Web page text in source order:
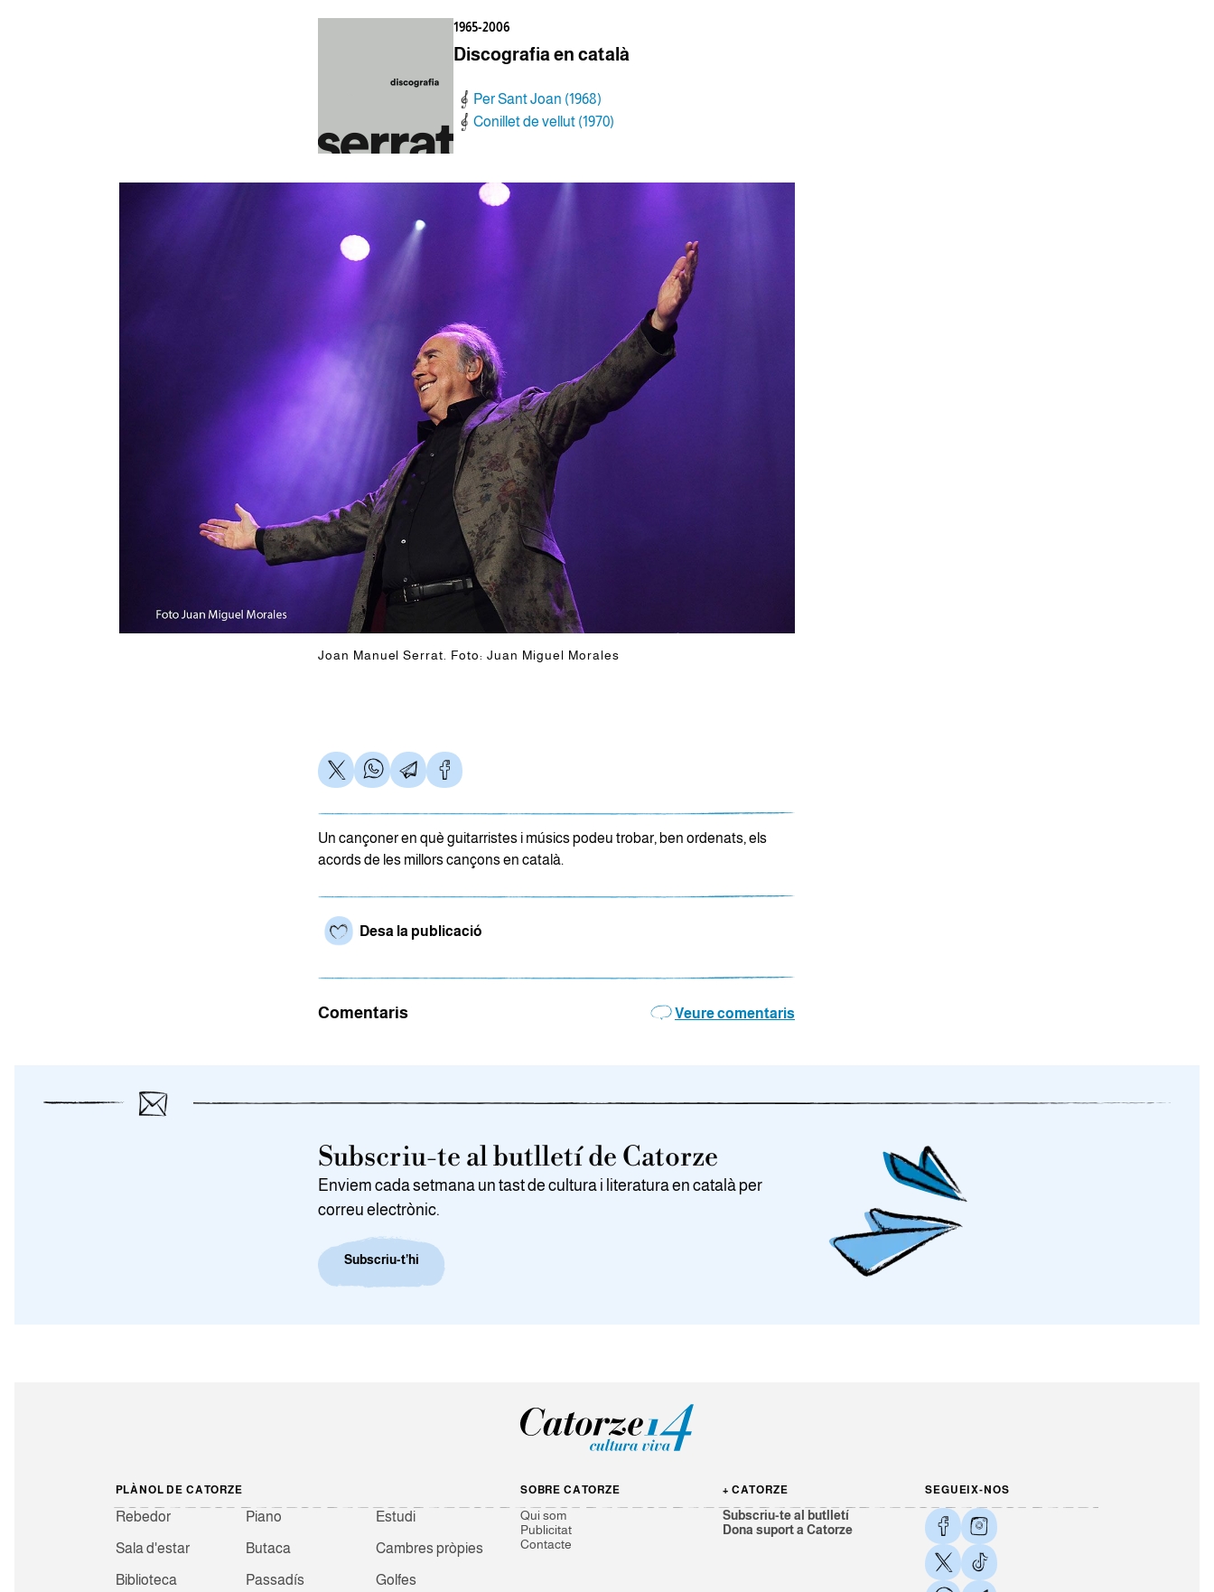
1965-2006
Discografia en català
Per Sant Joan (1968)
Conillet de vellut (1970)
Joan Manuel Serrat. Foto: Juan Miguel Morales
Un cançoner en què guitarristes i músics podeu trobar, ben ordenats, els
acords de les millors cançons en català.
Desa la publicació
Comentaris Veure comentaris
Subscriu-te al butlletí de Catorze
Enviem cada setmana un tast de cultura i literatura en català per
correu electrònic.
Subscriu-t’hi
PLÀNOL DE CATORZE
Rebedor
Sala d'estar
Biblioteca
Piano
Butaca
Passadís
Estudi
Cambres pròpies
Golfes
SOBRE CATORZE
Qui som
Publicitat
Contacte
+ CATORZE
Subscriu-te al butlletí
Dona suport a Catorze
SEGUEIX-NOS